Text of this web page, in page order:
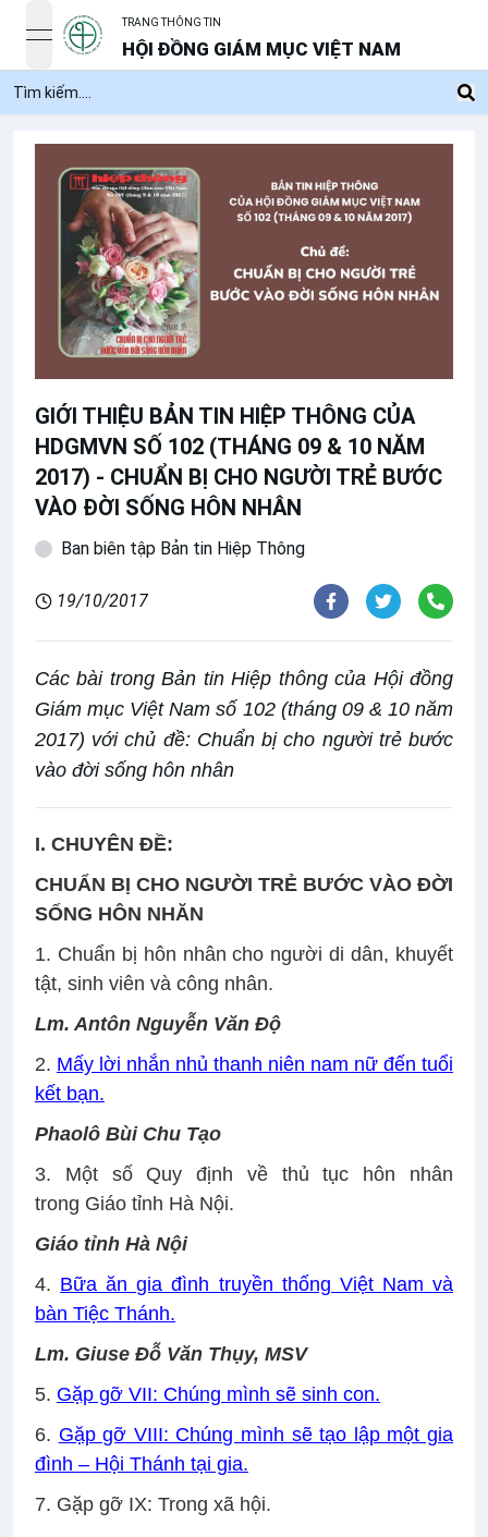
open navigation menu
TRANG THÔNG TIN
HỘI ĐỒNG GIÁM MỤC VIỆT NAM
GIỚI THIỆU BẢN TIN HIỆP THÔNG CỦA
HDGMVN SỐ 102 (THÁNG 09 & 10 NĂM
2017) - CHUẨN BỊ CHO NGƯỜI TRẺ BƯỚC
VÀO ĐỜI SỐNG HÔN NHÂN
Ban biên tập Bản tin Hiệp Thông
19/10/2017
Các bài trong Bản tin Hiệp thông của Hội đồng
Giám mục Việt Nam số 102 (tháng 09 & 10 năm
2017) với chủ đề: Chuẩn bị cho người trẻ bước
vào đời sống hôn nhân
I. CHUYÊN ĐỀ:
CHUẨN BỊ CHO NGƯỜI TRẺ BƯỚC VÀO ĐỜI
SỐNG HÔN NHĂN
1. Chuẩn bị hôn nhân cho người di dân, khuyết
tật, sinh viên và công nhân.
Lm. Antôn Nguyễn Văn Độ
2. Mấy lời nhắn nhủ thanh niên nam nữ đến tuổi
kết bạn.
Phaolô Bùi Chu Tạo
3. Một số Quy định về thủ tục hôn nhân
trong Giáo tỉnh Hà Nội.
Giáo tỉnh Hà Nội
4. Bữa ăn gia đình truyền thống Việt Nam và
bàn Tiệc Thánh.
Lm. Giuse Đỗ Văn Thụy, MSV
5. Gặp gỡ VII: Chúng mình sẽ sinh con.
6. Gặp gỡ VIII: Chúng mình sẽ tạo lập một gia
đình – Hội Thánh tại gia.
7. Gặp gỡ IX: Trong xã hội.